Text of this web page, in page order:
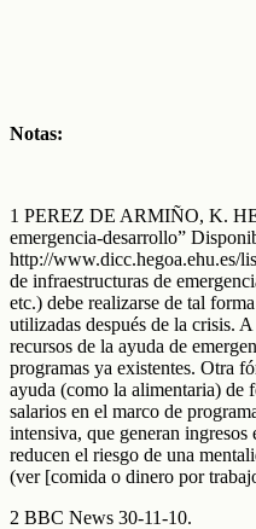
Notas:
1 PEREZ DE ARMIÑO, K.
emergencia-desarrollo”
http://www.dicc.hegoa.ehu.es/
de infraestructuras de
etc.) debe realizarse de tal
utilizadas después de la crisis.
recursos de la ayuda de
programas ya existentes. Otra
ayuda (como la alimentaria) de
salarios en el marco de
intensiva, que generan
reducen el riesgo de una
(ver [comida o dinero por
2 BBC News 30-11-10.